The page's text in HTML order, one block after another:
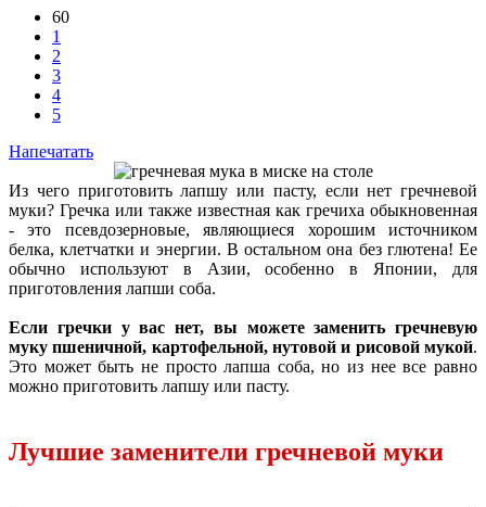
60
1
2
3
4
5
Напечатать
Из чего приготовить лапшу или пасту, если нет гречневой
муки? Гречка или также известная как гречиха обыкновенная
- это псевдозерновые, являющиеся хорошим источником
белка, клетчатки и энергии. В остальном она без глютена! Ее
обычно используют в Азии, особенно в Японии, для
приготовления лапши соба.
Если гречки у вас нет, вы можете заменить гречневую
муку пшеничной, картофельной, нутовой и рисовой мукой.
Это может быть не просто лапша соба, но из нее все равно
можно приготовить лапшу или пасту.
Лучшие заменители гречневой муки